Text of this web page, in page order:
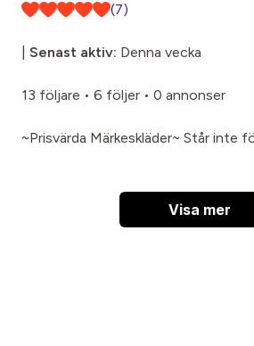
(7)
Senast aktiv: Denna vecka
13 följare • 6 följer • 0 annonser
~Prisvärda Märkeskläder~ Står inte
Visa mer